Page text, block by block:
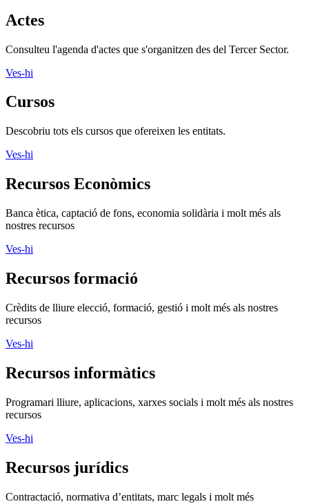
Actes
Consulteu l'agenda d'actes que s'organitzen des del Tercer Sector.
Ves-hi
Cursos
Descobriu tots els cursos que ofereixen les entitats.
Ves-hi
Recursos Econòmics
Banca ètica, captació de fons, economia solidària i molt més als
nostres recursos
Ves-hi
Recursos formació
Crèdits de lliure elecció, formació, gestió i molt més als nostres
recursos
Ves-hi
Recursos informàtics
Programari lliure, aplicacions, xarxes socials i molt més als nostres
recursos
Ves-hi
Recursos jurídics
Contractació, normativa d’entitats, marc legals i molt més